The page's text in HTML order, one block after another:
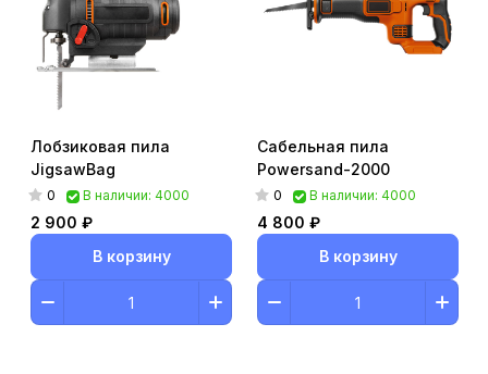
Лобзиковая пила
JigsawBag
0 В наличии: 4000
2 900 ₽
В корзину
Сабельная пила
Powersand-2000
0 В наличии: 4000
4 800 ₽
В корзину